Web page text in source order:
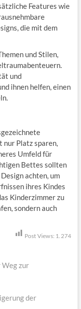
Features wie
die mit dem
und Stilen,
und
ihnen helfen, einen
nur Platz sparen,
Umfeld für
Bettes sollten
achten, um
ihres Kindes
Kinderzimmer zu
sondern auch
Post Views: 1.274
zur
der